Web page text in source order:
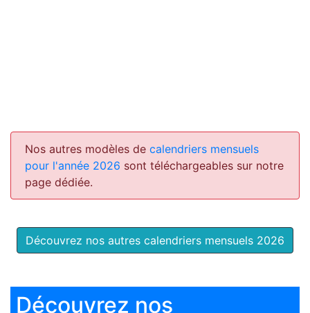
Nos autres modèles de calendriers mensuels
pour l'année 2026 sont téléchargeables sur notre
page dédiée.
Découvrez nos autres calendriers mensuels 2026
Découvrez nos